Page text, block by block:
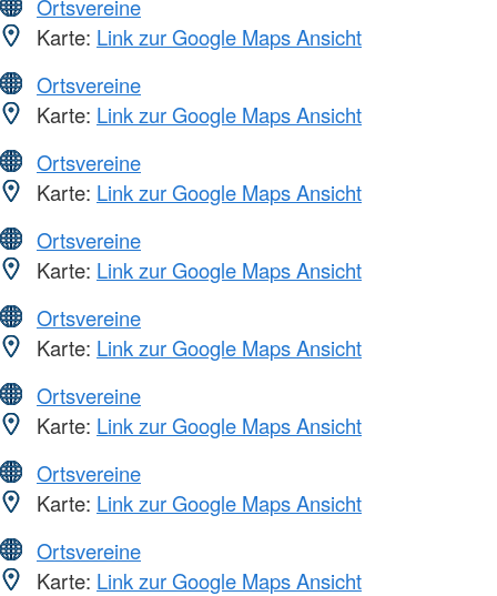
Ortsvereine
Karte: Link zur Google Maps Ansicht
Ortsvereine
Karte: Link zur Google Maps Ansicht
Ortsvereine
Karte: Link zur Google Maps Ansicht
Ortsvereine
Karte: Link zur Google Maps Ansicht
Ortsvereine
Karte: Link zur Google Maps Ansicht
Ortsvereine
Karte: Link zur Google Maps Ansicht
Ortsvereine
Karte: Link zur Google Maps Ansicht
Ortsvereine
Karte: Link zur Google Maps Ansicht